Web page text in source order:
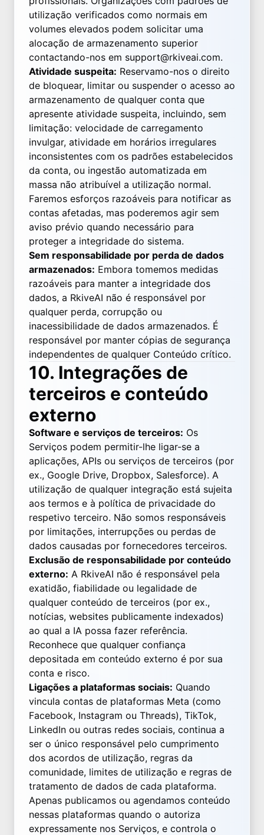
utilização verificados como normais em
volumes elevados podem solicitar uma
alocação de armazenamento superior
contactando-nos em support@rkiveai.com.
Atividade suspeita: Reservamo-nos o direito
de bloquear, limitar ou suspender o acesso ao
armazenamento de qualquer conta que
apresente atividade suspeita, incluindo, sem
limitação: velocidade de carregamento
invulgar, atividade em horários irregulares
inconsistentes com os padrões estabelecidos
da conta, ou ingestão automatizada em
massa não atribuível a utilização normal.
Faremos esforços razoáveis para notificar as
contas afetadas, mas poderemos agir sem
aviso prévio quando necessário para
proteger a integridade do sistema.
Sem responsabilidade por perda de dados
armazenados: Embora tomemos medidas
razoáveis para manter a integridade dos
dados, a RkiveAI não é responsável por
qualquer perda, corrupção ou
inacessibilidade de dados armazenados. É
responsável por manter cópias de segurança
independentes de qualquer Conteúdo crítico.
10. Integrações de
terceiros e conteúdo
externo
Software e serviços de terceiros: Os
Serviços podem permitir-lhe ligar-se a
aplicações, APIs ou serviços de terceiros (por
ex., Google Drive, Dropbox, Salesforce). A
utilização de qualquer integração está sujeita
aos termos e à política de privacidade do
respetivo terceiro. Não somos responsáveis
por limitações, interrupções ou perdas de
dados causadas por fornecedores terceiros.
Exclusão de responsabilidade por conteúdo
externo: A RkiveAI não é responsável pela
exatidão, fiabilidade ou legalidade de
qualquer conteúdo de terceiros (por ex.,
notícias, websites publicamente indexados)
ao qual a IA possa fazer referência.
Reconhece que qualquer confiança
depositada em conteúdo externo é por sua
conta e risco.
Ligações a plataformas sociais: Quando
vincula contas de plataformas Meta (como
Facebook, Instagram ou Threads), TikTok,
LinkedIn ou outras redes sociais, continua a
ser o único responsável pelo cumprimento
dos acordos de utilização, regras da
comunidade, limites de utilização e regras de
tratamento de dados de cada plataforma.
Apenas publicamos ou agendamos conteúdo
nessas plataformas quando o autoriza
expressamente nos Serviços, e controla o